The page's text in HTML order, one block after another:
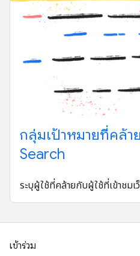
กลุ่มเป้าหมายที่คล้
Search
ระบุผู้ใช้ที่คล้ายกับผู้ใช้ที่เข้าชมเ
เข้าร่วม